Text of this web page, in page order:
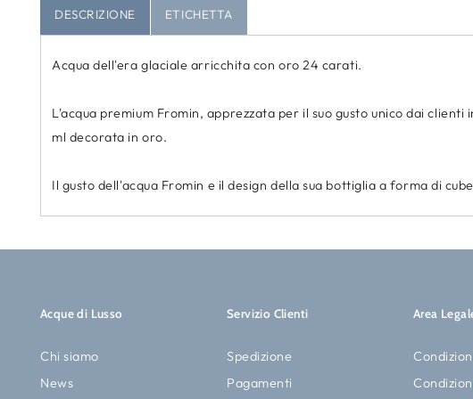
DESCRIZIONE ETICHETTA
Acqua dell'era glaciale arricchita con oro 24 carati.
L'acqua premium Fromin, apprezzata per il suo gusto unico dai
ml decorata in oro.
Il gusto dell'acqua Fromin e il design della sua bottiglia a forma di
Acque di Lusso
Chi siamo
News
Servizio Clienti
Spedizione
Pagamenti
Area